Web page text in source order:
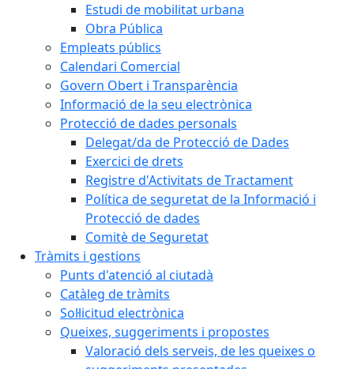
Estudi de mobilitat urbana
Obra Pública
Empleats públics
Calendari Comercial
Govern Obert i Transparència
Informació de la seu electrònica
Protecció de dades personals
Delegat/da de Protecció de Dades
Exercici de drets
Registre d'Activitats de Tractament
Política de seguretat de la Informació i
Protecció de dades
Comitè de Seguretat
Tràmits i gestions
Punts d'atenció al ciutadà
Catàleg de tràmits
Sol·licitud electrònica
Queixes, suggeriments i propostes
Valoració dels serveis, de les queixes o